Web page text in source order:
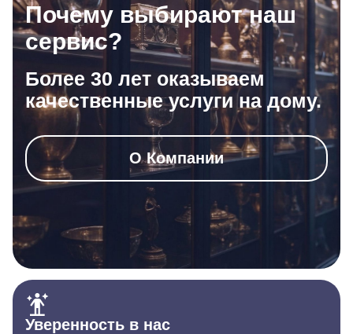
Почему выбирают наш
сервис?
Более 30 лет оказываем
качественные услуги на дому.
О Компании
Уверенность в нас